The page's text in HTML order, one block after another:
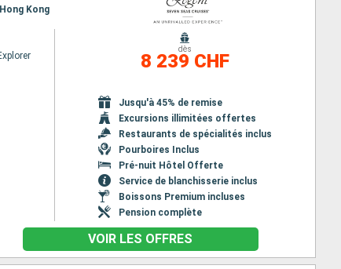
Kong
dès
8 239 CHF
Jusqu'à 45% de remise
Excursions illimitées offertes
Restaurants de spécialités inclus
Pourboires Inclus
Pré-nuit Hôtel Offerte
Service de blanchisserie inclus
Boissons Premium incluses
Pension complète
VOIR LES OFFRES